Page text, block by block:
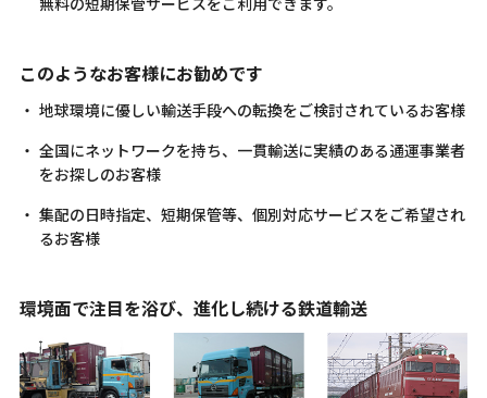
このようなお客様にお勧めです
地球環境に優しい輸送手段への転換をご検討されているお客様
全国にネットワークを持ち、一貫輸送に実績のある通運事業者
をお探しのお客様
集配の日時指定、短期保管等、個別対応サービスをご希望され
るお客様
環境面で注目を浴び、進化し続ける鉄道輸送